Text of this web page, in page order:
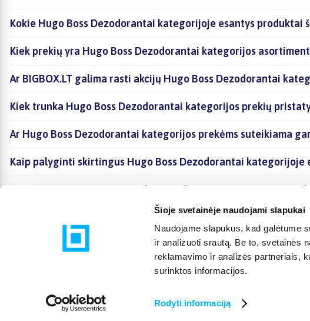
Šioje svetainėje naudojami slapukai
Naudojame slapukus, kad galėtume
ir analizuoti srautą. Be to, svetainės
reklamavimo ir analizės partneriais,
surinktos informacijos.
Rodyti informaciją
Kokie Hugo Boss Dezodorantai kategorijoje esantys produktai
Kiek prekių yra Hugo Boss Dezodorantai kategorijos
Ar BIGBOX.LT galima rasti akcijų Hugo Boss Dezodorantai
Kiek trunka Hugo Boss Dezodorantai kategorijos prekių
Ar Hugo Boss Dezodorantai kategorijos prekėms suteikiama
Kaip palyginti skirtingus Hugo Boss Dezodorantai kategorijoje
Kaip įsigyti Hugo Boss Dezodorantai kategorijoje esančias